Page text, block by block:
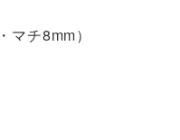
チ8mm）